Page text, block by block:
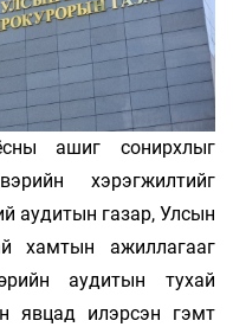
ашиг сонирхлыг
хэрэгжилтийг
аудитын газар, Улсын
хамтын ажиллагааг
аудитын тухай
явцад илэрсэн гэмт